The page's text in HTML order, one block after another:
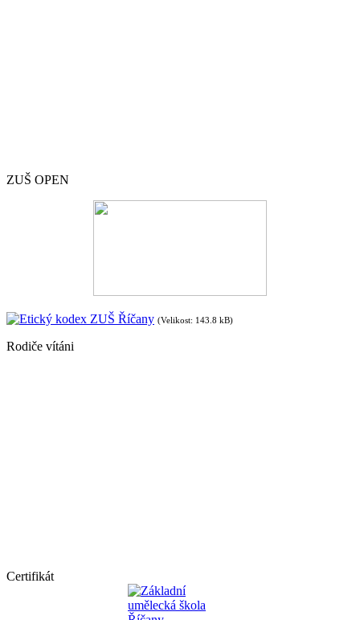
ZUŠ OPEN
Etický kodex ZUŠ Říčany (Velikost: 143.8 kB)
Rodiče vítáni
Certifikát